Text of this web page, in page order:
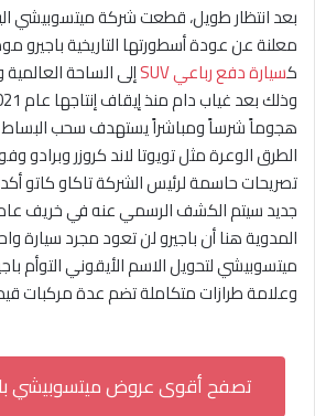
بعد انتظار طويل، قطعت شركة ميتسوبيشي
كسيارة دفع رباعي SUV
إلى الساحة
هجوماً شرساً ومباشراً يستهدف سحب
الطرق الوعرة مثل تويوتا لاند كروزر وبرادو
تصريحات حاسمة لرئيس الشركة تاكاو كاتو
المدوية هنا أن باجيرو لن تعود مجرد سيارة
ميتسوبيشي لتحويل الاسم الأيقوني التوأم
وعلامة طرازات متكاملة تضم عدة مركبات قيد
تصفح أقوى عروض ميتسوبيشي